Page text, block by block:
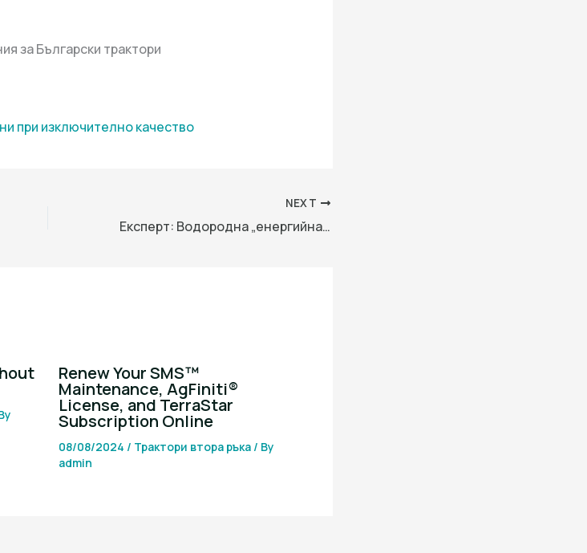
за Български трактори
при изключително качество
NEXT
Експерт: Водородна „енергийна артерия“ за укрепване на зеления транспорт
Renew Your SMS™
Maintenance, AgFiniti®
License, and TerraStar
Subscription Online
08/08/2024 / Трактори втора ръка/ By
admin